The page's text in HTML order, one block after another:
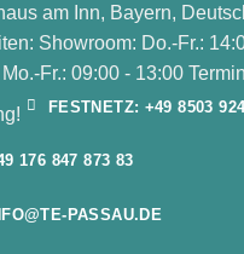
am Inn, Bayern,
Showroom: Do.-Fr.:
Fr.: 09:00 - 13:00
FESTNETZ: +49 8503
176 847 873 83
PASSAU.DE